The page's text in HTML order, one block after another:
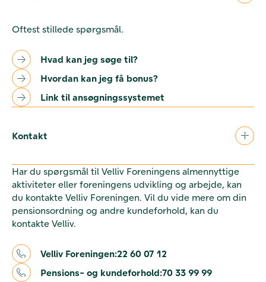
Oftest stillede spørgsmål.
Hvad kan jeg søge til?
Hvordan kan jeg få bonus?
Link til ansøgningssystemet
Kontakt
Har du spørgsmål til Velliv Foreningens almennyttige
aktiviteter eller foreningens udvikling og arbejde, kan
du kontakte Velliv Foreningen. Vil du vide mere om din
pensionsordning og andre kundeforhold, kan du
kontakte Velliv.
Velliv Foreningen:22 60 07 12
Pensions- og kundeforhold:70 33 99 99